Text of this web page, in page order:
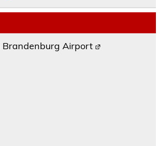
Brandenburg Airport